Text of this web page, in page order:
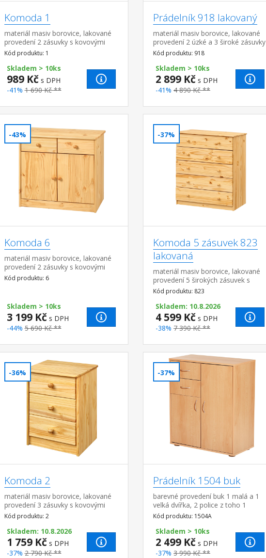
Komoda 1
materiál masiv borovice, lakované
provedení 2 zásuvky s kovovými
pojezdy, hloubka zásuvky 27,5 cm
Kód produktu: 1
Skladem > 10ks
989 Kč s DPH
-41% 1 690 Kč **
Prádelník 918 lakovaný
materiál masiv borovice, lakované
provedení 2 úzké a 3 široké zásuvky
s kovovými pojezdy, hloubka
zásuvky 32,5 cm
Kód produktu: 918
Skladem > 10ks
2 899 Kč s DPH
-41% 4 890 Kč **
-43%
Komoda 6
materiál masiv borovice, lakované
provedení 2 zásuvky s kovovými
pojezdy, skřínka s dvířky a variabilní
policí hloubka zásuvky 27,5 cm
Kód produktu: 6
Skladem > 10ks
3 199 Kč s DPH
-44% 5 690 Kč **
-37%
Komoda 5 zásuvek 823
lakovaná
materiál masiv borovice, lakované
provedení 5 širokých zásuvek s
kovovými pojezdy, hloubka zásuvky
36,5 cm
Kód produktu: 823
Skladem: 10.8.2026
4 599 Kč s DPH
-38% 7 390 Kč **
-36%
Komoda 2
materiál masiv borovice, lakované
provedení 3 zásuvky s kovovými
pojezdy, hloubka zásuvky 27,5 cm
Kód produktu: 2
Skladem: 10.8.2026
1 759 Kč s DPH
-37% 2 790 Kč **
-37%
Prádelník 1504 buk
barevné provedení buk 1 malá a 1
velká dvířka, 2 police z toho 1
variabilní 2 zásuvky, hloubka
zásuvky 30 cm
Kód produktu: 1504A
Skladem > 10ks
2 499 Kč s DPH
-37% 3 990 Kč **